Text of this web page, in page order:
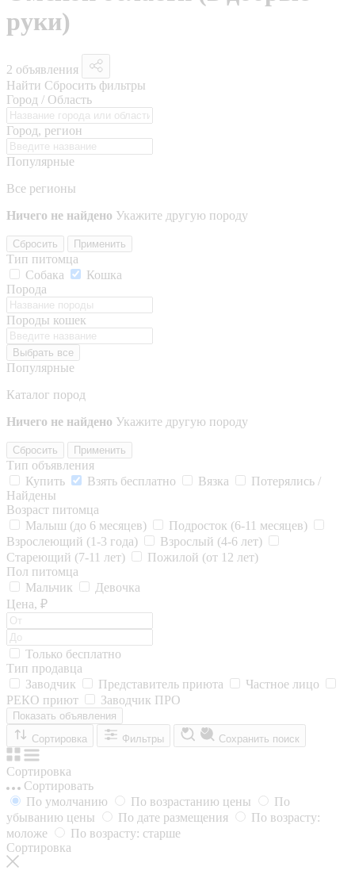
руки)
2 объявления
Найти Сбросить фильтры
Город / Область
Город, регион
Популярные
Все регионы
Ничего не найдено Укажите другую породу
Сбросить Применить
Тип питомца
Собака
Кошка
Порода
Породы кошек
Выбрать все
Популярные
Каталог пород
Ничего не найдено Укажите другую породу
Сбросить Применить
Тип объявления
Купить
Взять бесплатно Вязка
Потерялись /
Найдены
Возраст питомца
Малыш (до 6 месяцев)
Подросток (6-11 месяцев)
Взрослеющий (1-3 года)
Взрослый (4-6 лет)
Стареющий (7-11 лет)
Пожилой (от 12 лет)
Пол питомца
Мальчик
Девочка
Цена, ₽
Только бесплатно
Тип продавца
Заводчик
Представитель приюта
Частное лицо
РЕКО приют
Заводчик ПРО
Показать объявления
Сортировка
Фильтры Сохранить поиск
Сортировка
Сортировать
По умолчанию
По возрастанию цены
По
убыванию цены
По дате размещения
По возрасту:
моложе
По возрасту: старше
Сортировка